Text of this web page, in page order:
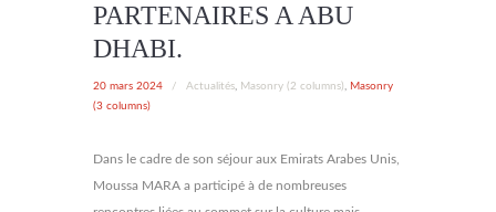
PARTENAIRES A ABU
DHABI.
20 mars 2024 / Actualités, Masonry (2 columns) , Masonry
(3 columns)
Dans le cadre de son séjour aux Emirats Arabes Unis,
Moussa MARA a participé à de nombreuses